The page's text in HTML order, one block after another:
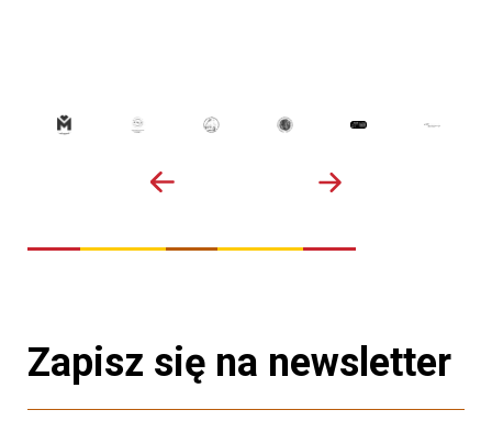
Zapisz się na newsletter